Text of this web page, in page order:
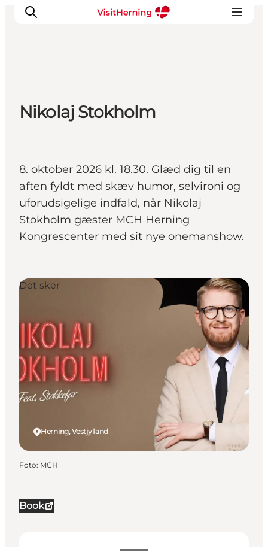
Det sker
Spis, drik og shop
Find vej
Sov godt
Book overnatning
Nikolaj Stokholm
8. oktober 2026 kl. 18.30. Glæd dig til en
aften fyldt med skæv humor, selvironi og
uforudsigelige indfald, når Nikolaj
Stokholm gæster MCH Herning
Kongrescenter med sit nye onemanshow.
Book
Herning, Vestjylland
Det sker
Foto: MCH